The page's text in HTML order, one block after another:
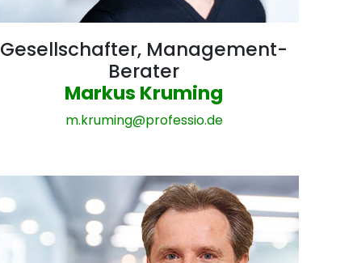
Gesellschafter, Management-
Berater
Markus Kruming
m.kruming@professio.de